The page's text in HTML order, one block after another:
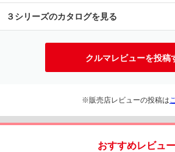
３シリーズのカタログを見る
クルマレビューを投稿
※販売店レビューの投稿は
おすすめレビュー